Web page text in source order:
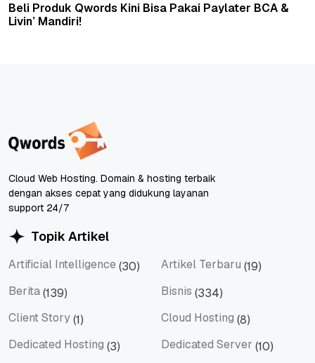
Beli Produk Qwords Kini Bisa Pakai Paylater BCA &
Livin’ Mandiri!
Cloud Web Hosting. Domain & hosting terbaik
dengan akses cepat yang didukung layanan
support 24/7
Topik Artikel
Artificial Intelligence (30) Artikel Terbaru (19)
Berita(139) Bisnis (334)
Client Story(1) Cloud Hosting (8)
Dedicated Hosting (3) Dedicated Server (10)